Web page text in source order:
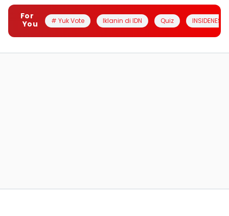
For
You
# Yuk Vote Iklanin di IDN Quiz INSIDENESIA